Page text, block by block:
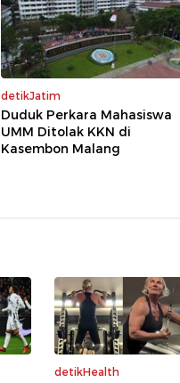
detikJatim
Duduk Perkara Mahasiswa
UMM Ditolak KKN di
Kasembon Malang
detikHealth